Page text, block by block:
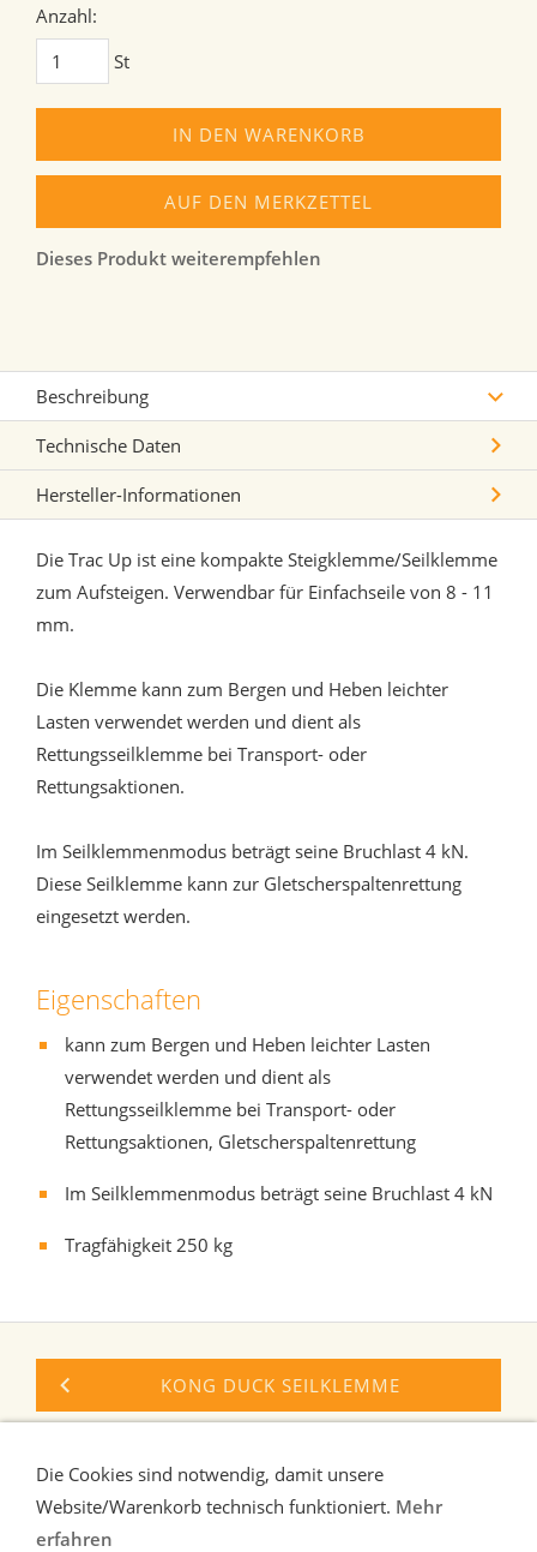
Anzahl:
St
IN DEN WARENKORB
AUF DEN MERKZETTEL
Dieses Produkt weiterempfehlen
Beschreibung
Technische Daten
Hersteller-Informationen
Die Trac Up ist eine kompakte Steigklemme/Seilklemme
zum Aufsteigen. Verwendbar für Einfachseile von 8 - 11
mm.
Die Klemme kann zum Bergen und Heben leichter
Lasten verwendet werden und dient als
Rettungsseilklemme bei Transport- oder
Rettungsaktionen.
Im Seilklemmenmodus beträgt seine Bruchlast 4 kN.
Diese Seilklemme kann zur Gletscherspaltenrettung
eingesetzt werden.
Eigenschaften
kann zum Bergen und Heben leichter Lasten
verwendet werden und dient als
Rettungsseilklemme bei Transport- oder
Rettungsaktionen, Gletscherspaltenrettung
Im Seilklemmenmodus beträgt seine Bruchlast 4 kN
Tragfähigkeit 250 kg
KONG DUCK SEILKLEMME
Die Cookies sind notwendig, damit unsere
Website/Warenkorb technisch funktioniert. Mehr
erfahren